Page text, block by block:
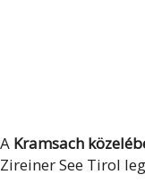
A Kramsach
Zireiner See Tirol